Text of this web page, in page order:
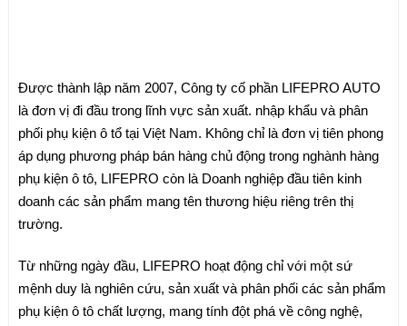
Được thành lập năm 2007, Công ty cố phần LIFEPRO AUTO
là đơn vị đi đầu trong lĩnh vực sản xuất. nhập khẩu và phân
phối phụ kiện ô tổ tại Việt Nam. Không chỉ là đơn vị tiên phong
áp dụng phương pháp bán hàng chủ động trong nghành hàng
phụ kiện ô tô, LIFEPRO còn là Doanh nghiệp đầu tiên kinh
doanh các sản phẩm mang tên thương hiệu riêng trên thị
trường.
Từ những ngày đầu, LIFEPRO hoạt động chỉ với một sứ
mệnh duy là nghiên cứu, sản xuất và phân phối các sản phẩm
phụ kiện ô tô chất lượng, mang tính đột phá về công nghệ,